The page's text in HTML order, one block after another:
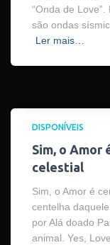
“Onda de Love”.
são ondas
Ler mais…
DISPONÍVEIS
Sim, o Amor
celestial
Sim, o Amor é
centelha
por Alá doado
animal. Yes,